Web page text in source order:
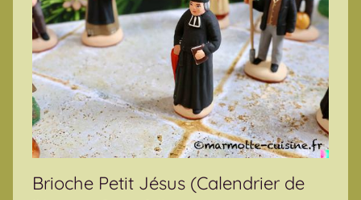
Brioche Petit Jésus (Calendrier de